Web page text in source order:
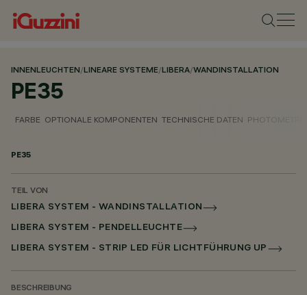
INNENLEUCHTEN/LINEARE SYSTEME/LIBERA/WANDINSTALLATION
PE35
FARBE OPTIONALE KOMPONENTEN TECHNISCHE DATEN
PE35
TEIL VON
LIBERA SYSTEM - WANDINSTALLATION
LIBERA SYSTEM - PENDELLEUCHTE
LIBERA SYSTEM - STRIP LED FÜR LICHTFÜHRUNG UP
BESCHREIBUNG